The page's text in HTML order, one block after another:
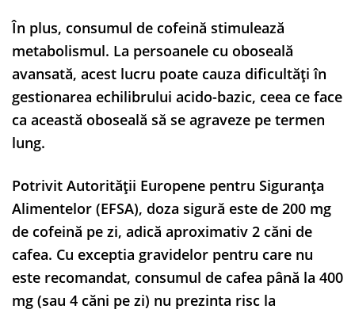
În plus, consumul de cofeină stimulează
metabolismul. La persoanele cu oboseală
avansată, acest lucru poate cauza dificultăți în
gestionarea echilibrului acido-bazic, ceea ce face
ca această oboseală să se agraveze pe termen
lung.
Potrivit Autorității Europene pentru Siguranța
Alimentelor (EFSA), doza sigură este de 200 mg
de cofeină pe zi, adică aproximativ 2 căni de
cafea. Cu exceptia gravidelor pentru care nu
este recomandat, consumul de cafea până la 400
mg (sau 4 căni pe zi) nu prezinta risc la